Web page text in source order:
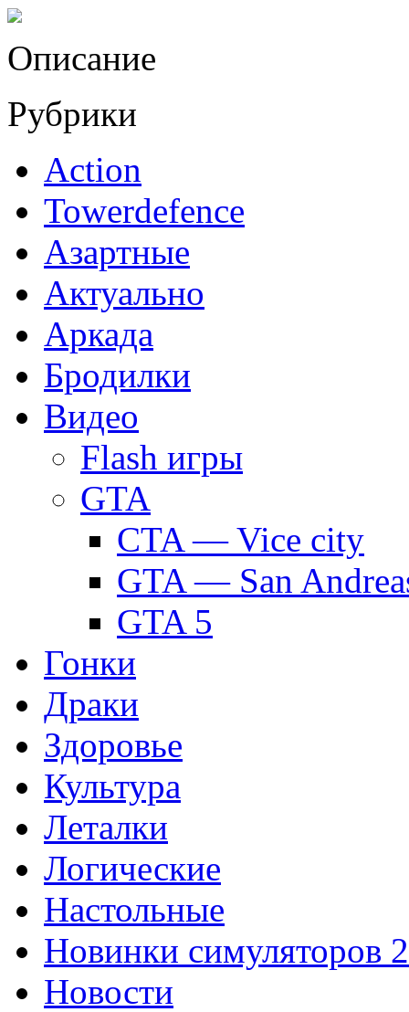
Описание
Рубрики
Action
Towerdefence
Азартные
Актуально
Аркада
Бродилки
Видео
Flash игры
GTA
CTA — Vice city
GTA — San
GTA 5
Гонки
Драки
Здоровье
Культура
Леталки
Логические
Настольные
Новинки симуляторов
Новости